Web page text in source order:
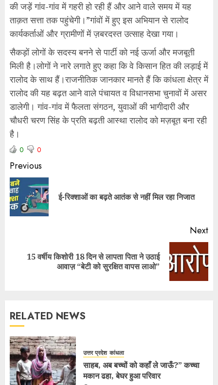
की जड़ें गांव-गांव में गहरी हो रही हैं और आने वाले समय में यह
ताक़त सत्ता तक पहुंचेगी।”गांवों में हुए इस अभियान से रालोद
कार्यकर्ताओं और ग्रामीणों में ज़बरदस्त उत्साह देखा गया।
सैकड़ों लोगों के सदस्य बनने से पार्टी को नई ऊर्जा और मजबूती
मिली है।लोगों ने नारे लगाते हुए कहा कि वे किसान हित की लड़ाई में
रालोद के साथ हैं।राजनीतिक जानकार मानते हैं कि कांधला क्षेत्र में
रालोद की यह बढ़त आने वाले पंचायत व विधानसभा चुनावों में असर
डालेगी। गांव-गांव में फैलता संगठन, युवाओं की भागीदारी और
चौधरी चरण सिंह के प्रति बढ़ती आस्था रालोद को मज़बूत बना रही
है।
0 0
Previous
ई-रिक्शाओं का बढ़ते आतंक से नहीं मिल रहा निजात
Next
15 वर्षीय किशोरी 18 दिन से लापता पिता ने उठाई
आवाज़ “बेटी को सुरक्षित वापस लाओ”
RELATED NEWS
उत्तर प्रदेश कांधला
साहब, अब बच्चों को कहाँ ले जाऊँ?” कच्चा
मकान ढहा, बेघर हुआ परिवार